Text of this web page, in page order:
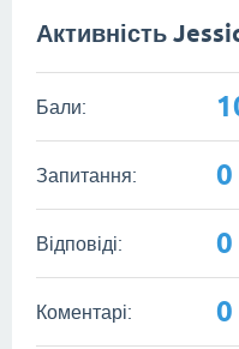
Активність
Бали:
Запитання: 0
Відповіді: 0
Коментарі: 0